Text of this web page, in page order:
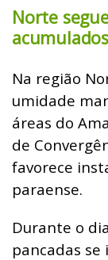
Norte
Na região
umidade
áreas do
de
favorece
paraense.
Durante o
pancadas